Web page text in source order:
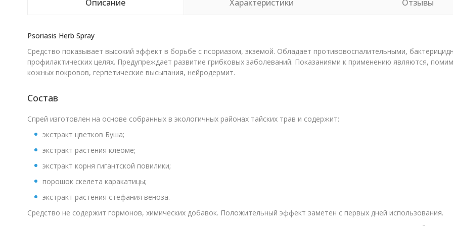
Описание Характеристики Отзывы
Psoriasis Herb Spray
Средство показывает высокий эффект в борьбе с псориазом, экземой. Обладает противовоспалительными,
профилактических целях. Предупреждает развитие грибковых заболеваний. Показаниями к применению являются,
кожных покровов, герпетические высыпания, нейродермит.
Состав
Спрей изготовлен на основе собранных в экологичных районах тайских трав и содержит:
экстракт цветков Буша;
экстракт растения клеоме;
экстракт корня гигантской повилики;
порошок скелета каракатицы;
экстракт растения стефания веноза.
Средство не содержит гормонов, химических добавок. Положительный эффект заметен с первых дней использования.